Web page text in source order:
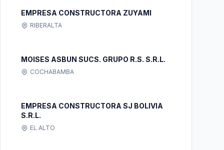
EMPRESA CONSTRUCTORA ZUYAMI
RIBERALTA
MOISES ASBUN SUCS. GRUPO R.S. S.R.L.
COCHABAMBA
EMPRESA CONSTRUCTORA SJ BOLIVIA
S.R.L.
EL ALTO